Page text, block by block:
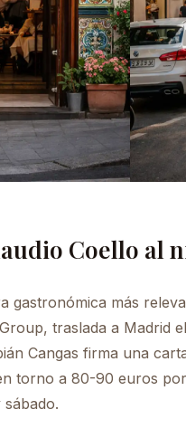
Coello al
gastronómica más
traslada a
Cangas firma una
torno a 80-90 euros